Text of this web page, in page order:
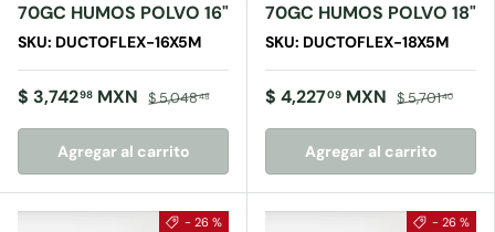
70GC HUMOS POLVO 16"
SKU: DUCTOFLEX-16X5M
$ 3,74298 MXN $ 5,04848
Agregar al carrito
70GC HUMOS POLVO 18"
SKU: DUCTOFLEX-18X5M
$ 4,22709 MXN $ 5,70140
Agregar al carrito
- 26 % - 26 %